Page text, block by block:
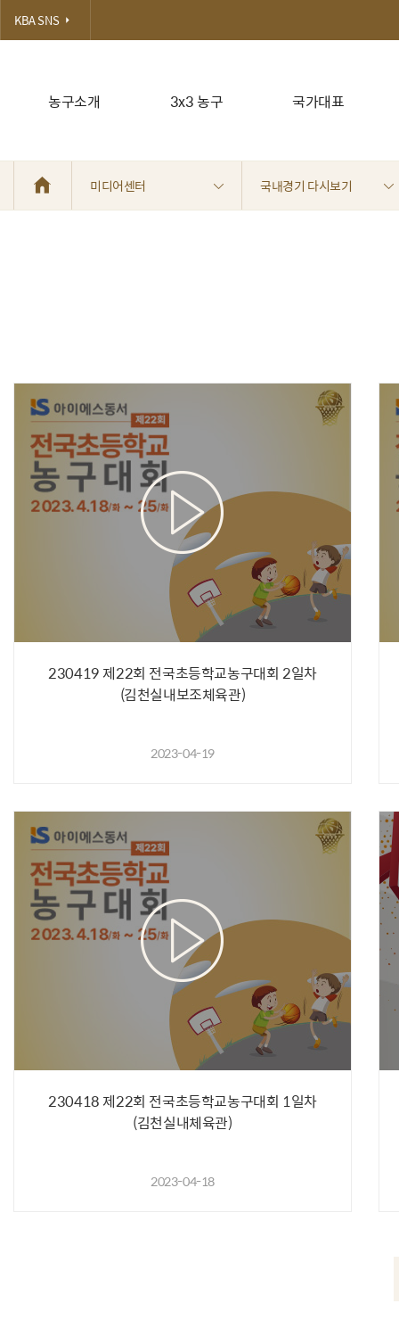
농구소개 3x3 농구 국가대표
KBA SNS
미디어센터 국내경기 다시보기
230419 제22회 전국초등학교농구대회 2일차
(김천실내보조체육관)
2023-04-19
230418 제22회 전국초등학교농구대회 1일차
(김천실내체육관)
2023-04-18